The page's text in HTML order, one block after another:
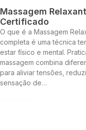
Massagem
Certificado
O que é a Massagem
completa é uma técnica
estar físico e mental.
massagem combina
para aliviar tensões,
sensação de…